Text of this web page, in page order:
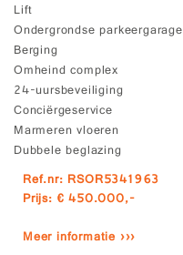
Lift
Ondergrondse parkeergarage
Berging
Omheind complex
24-uursbeveiliging
Conciërgeservice
Marmeren vloeren
Dubbele beglazing
Ref.nr: RSOR5341963
Prijs: € 450.000,-
Meer informatie ›››